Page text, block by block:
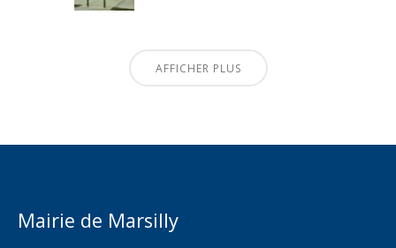
AFFICHER PLUS
Mairie de Marsilly